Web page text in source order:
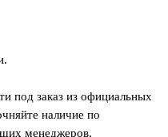
под заказ из официальных
наличие по
менеджеров.